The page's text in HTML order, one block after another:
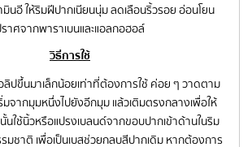
นอี ให้ริมฝีปากเนียนนุ่ม ลดเลือนริ้วรอย อ่อนโยน
าศจากพาราเบนและแอลกอฮอล์
วิธีการใช้
ปขึ้นมาเล็กน้อยเท่าที่ต้องการใช้ ค่อย ๆ วาดตาม
มจากมุมหนึ่งไปยังอีกมุม แล้วเติมตรงกลางเพื่อให้
ใช้นิ้วหรือแปรงเบลนด์จากขอบปากเข้าด้านในริม
มชาติ เพื่อเป็นเบสช่วยกลบสีปากเดิม หากต้องการ